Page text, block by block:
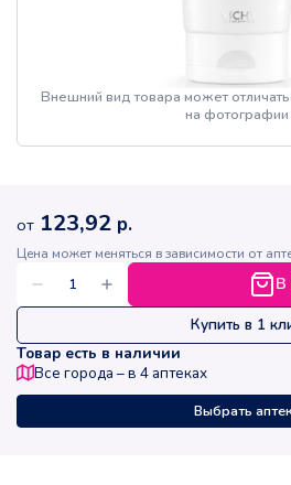
Внешний вид товара может
на фотографии
от 123,92 р.
Цена может меняться в зависимости от
В
Купить в 1
Товар есть в наличии
Все города – в 4 аптеках
Выбрать